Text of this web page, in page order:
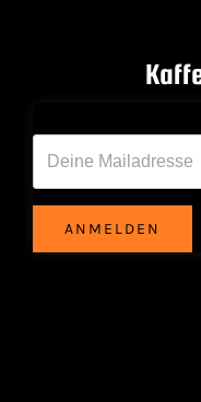
ANMELDEN